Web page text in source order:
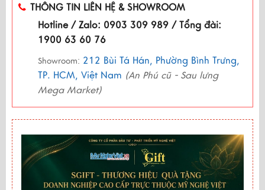
THÔNG TIN LIÊN HỆ & SHOWROOM
Hotline / Zalo: 0903 309 989 / Tổng đài:
1900 63 60 76
Showroom: 212 Bùi Tá Hán, Phường Bình Trưng,
TP. HCM, Việt Nam (An Phú cũ - Sau lưng
Mega Market)